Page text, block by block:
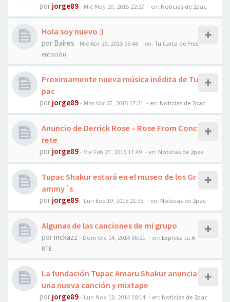
por jorge89- Mié May 20, 2015 22:27 - en: Noticias de 2pac
Hola soy nuevo :)
por Baires - Mié Abr 29, 2015 06:48 - en: Tu Carta de Pres
entación
Proximamente nueva música inédita de Tu
pac
por jorge89- Mar Abr 07, 2015 17:21 - en: Noticias de 2pac
Anuncio de Derrick Rose – Rose From Conc
rete
por jorge89-Vie Feb 27, 2015 17:49 - en: Noticias de 2pac
Tupac Shakur estará en el museo de los Gr
ammy´s
por jorge89- Lun Ene 19, 2015 21:33 - en: Noticias de 2pac
Algunas de las canciones de mi grupo
pormckazz - Dom Dic 14, 2014 06:21 - en: Expresa tu A
RTE
La fundación Tupac Amaru Shakur anuncia
una nueva canción y mixtape
por jorge89- Lun Nov 10, 2014 18:14 - en: Noticias de 2pac